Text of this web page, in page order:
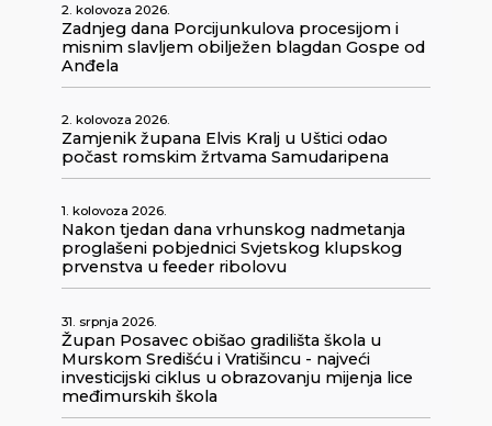
2. kolovoza 2026.
Zadnjeg dana Porcijunkulova procesijom i
misnim slavljem obilježen blagdan Gospe od
Anđela
2. kolovoza 2026.
Zamjenik župana Elvis Kralj u Uštici odao
počast romskim žrtvama Samudaripena
1. kolovoza 2026.
Nakon tjedan dana vrhunskog nadmetanja
proglašeni pobjednici Svjetskog klupskog
prvenstva u feeder ribolovu
31. srpnja 2026.
Župan Posavec obišao gradilišta škola u
Murskom Središću i Vratišincu - najveći
investicijski ciklus u obrazovanju mijenja lice
međimurskih škola